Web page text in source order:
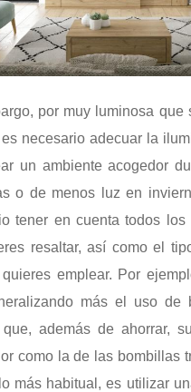
por muy luminosa que
necesario adecuar la
un ambiente acogedor
o de menos luz en
tener en cuenta todos
resaltar, así como el
quieres emplear. Por
más el uso de
además de ahorrar,
como la de las bombillas
más habitual, es utilizar